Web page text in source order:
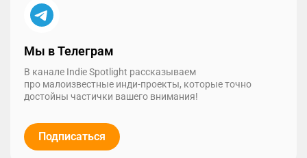
Мы в Телеграм
В канале Indie Spotlight рассказываем
про малоизвестные инди-проекты, которые точно
достойны частички вашего внимания!
Подписаться